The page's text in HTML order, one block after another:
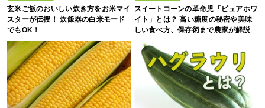
玄米ご飯のおいしい炊き方をお米マイ
スターが伝授！ 炊飯器の白米モード
でもOK！
スイートコーンの革命児「ピュアホワ
イト」とは？ 高い糖度の秘密や美味
しい食べ方、保存術まで農家が解説